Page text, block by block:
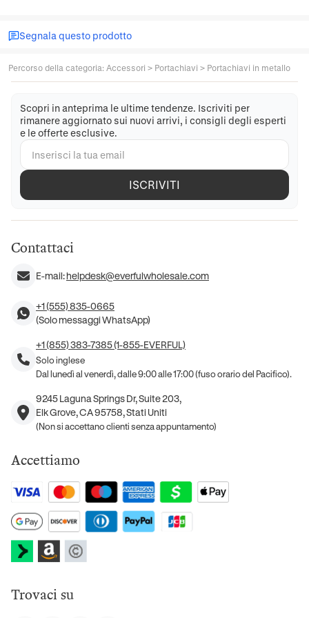
Segnala questo prodotto
Percorso della categoria: Accessori > Portachiavi > Portachiavi in metallo
Scopri in anteprima le ultime tendenze. Iscriviti per
rimanere aggiornato sui nuovi arrivi, i consigli degli esperti
e le offerte esclusive.
ISCRIVITI
Contattaci
E-mail:helpdesk@everfulwholesale.com
+1 (555) 835-0665
(Solo messaggi WhatsApp)
+1 (855) 383-7385 (1-855-EVERFUL)
Solo inglese
Dal lunedì al venerdì, dalle 9:00 alle 17:00 (fuso orario del Pacifico).
9245 Laguna Springs Dr, Suite 203,
Elk Grove, CA 95758, Stati Uniti
(Non si accettano clienti senza appuntamento)
Accettiamo
Trovaci su